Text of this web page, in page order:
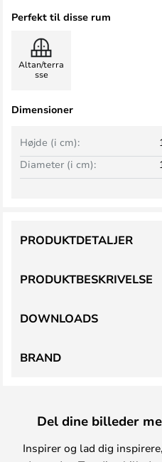
Perfekt til disse rum
Altan/terra
sse
Dimensioner
Højde (i cm):
Diameter (i cm):
PRODUKTBESKRIVELSE
PRODUKTDETALJER
DOWNLOADS
BRAND
Del dine billeder
Inspirer og lad dig